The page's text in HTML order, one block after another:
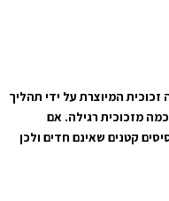
המיוצרת על ידי תהליך
מזכוכית רגילה. אם
קטנים שאינם חדים ולכן